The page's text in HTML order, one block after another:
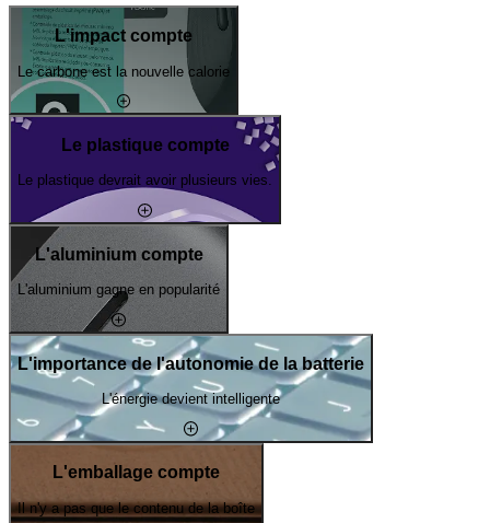
L'impact compte
Le carbone est la nouvelle calorie
Le plastique compte
Le plastique devrait avoir plusieurs vies.
L'aluminium compte
L'aluminium gagne en popularité
L'importance de l'autonomie de la batterie
L'énergie devient intelligente
L'emballage compte
Il n'y a pas que le contenu de la boîte